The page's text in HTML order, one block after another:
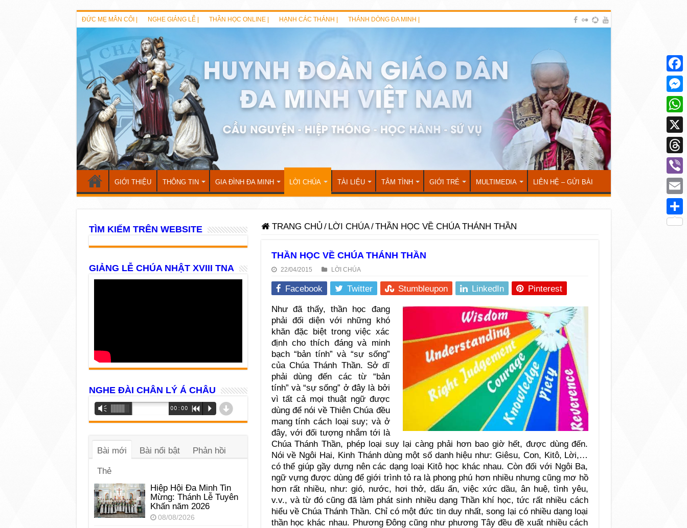
ĐỨC MẸ MÂN CÔI | NGHE GIẢNG LỄ | THẦN HỌC ONLINE | HẠNH CÁC THÁNH | THÁNH DÒNG ĐA MINH |
GIỚI THIỆU THÔNG TIN GIA ĐÌNH ĐA MINH LỜI CHÚA TÀI LIỆU TÂM TÌNH GIỚI TRẺ MULTIMEDIA LIÊN HỆ – GỬI BÀI
TRANG CHỦ / LỜI CHÚA/THẦN HỌC VỀ CHÚA THÁNH THẦN
THẦN HỌC VỀ CHÚA THÁNH THẦN
22/04/2015 LỜI CHÚA
Facebook Twitter Stumbleupon LinkedIn Pinterest
Như đã thấy, thần học đang
phải đối diện với những khó
khăn đặc biệt trong việc xác
định cho thích đáng và minh
bạch “bản tính” và “sự sống”
của Chúa Thánh Thần. Sở dĩ
phải dùng đến các từ “bản
tính” và “sự sống” ở đây là bởi
vì tất cả mọi thuật ngữ được
dùng để nói về Thiên Chúa đều
mang tính cách loại suy; và ở
đây, với đối tượng nhắm tới là
Chúa Thánh Thần, phép loại suy lại càng phải hơn bao giờ hết, được dùng đến.
Nói về Ngôi Hai, Kinh Thánh dùng một số danh hiệu như: Giêsu, Con, Kitô, Lời,…
có thể giúp gầy dựng nên các dạng loại Kitô học khác nhau. Còn đối với Ngôi Ba,
ngữ vựng được dùng để giới trình tỏ ra là phong phú hơn nhiều nhưng cũng mơ hồ
hơn rất nhiều, như: gió, nước, hơi thở, dấu ấn, việc xức dầu, ân huệ, tình yêu,
v.v., và từ đó cũng đã làm phát sinh nhiều dạng Thần khí học, tức rất nhiều cách
hiểu về Chúa Thánh Thần. Chỉ có một đức tin duy nhất, song lại có nhiều dạng loại
thần học khác nhau. Phương Đông cũng như phương Tây đều đề xuất nhiều cách
TÌM KIẾM TRÊN WEBSITE
GIẢNG LỄ CHÚA NHẬT XVIII TNA
NGHE ĐÀI CHÂN LÝ Á CHÂU
Trình
phát
âm
Vm 00:00 R P d
Bài mới Bài nổi bật Phản hồi
Thẻ
Hiệp Hội Đa Minh Tin
Mừng: Thánh Lễ Tuyên
Khấn năm 2026
08/08/2026
X
Viber